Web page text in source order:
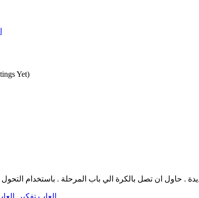
Yet)
. حاول ان تصل بالكرة الي باب المرحلة . باستخدام
العاب تفكير